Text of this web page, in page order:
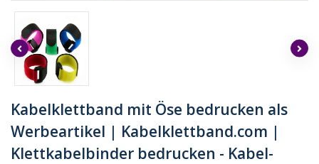
Kabelklettband mit Öse bedrucken als
Werbeartikel | Kabelklettband.com |
Klettkabelbinder bedrucken - Kabel-